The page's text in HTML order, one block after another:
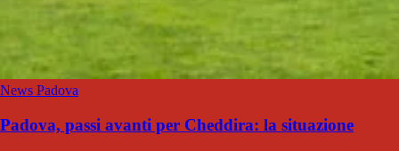
News Padova
Padova, passi avanti per Cheddira: la situazione